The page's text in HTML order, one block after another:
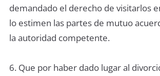
demandado el derecho de visitarlos
lo estimen las partes de mutuo
la autoridad competente.
6. Que por haber dado lugar al